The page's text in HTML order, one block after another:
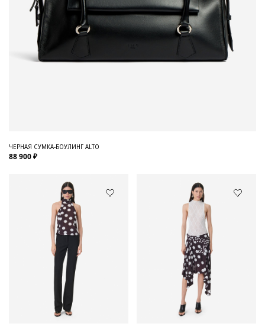
ЧЕРНАЯ СУМКА-БОУЛИНГ ALTO
88 900 ₽